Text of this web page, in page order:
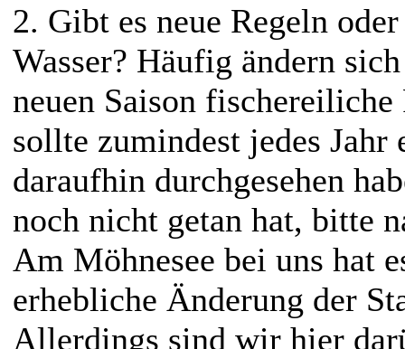
2. Gibt es neue Regeln
Wasser? Häufig ändern
neuen Saison fischereiliche
sollte zumindest jedes Jahr
daraufhin durchgesehen
noch nicht getan hat, bitte
Am Möhnesee bei uns hat
erhebliche Änderung der
Allerdings sind wir hier